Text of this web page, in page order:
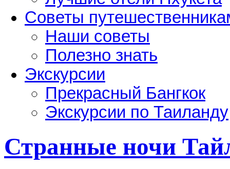
Советы
Наши советы
Полезно знать
Экскурсии
Прекрасный Бангкок
Экскурсии по Таиланду
Странные ночи